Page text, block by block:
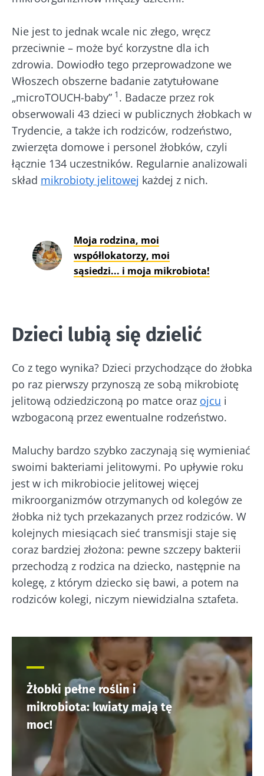
Nie jest to jednak wcale nic złego, wręcz
przeciwnie – może być korzystne dla ich
zdrowia. Dowiodło tego przeprowadzone we
Włoszech obszerne badanie zatytułowane
„microTOUCH-baby” 1 . Badacze przez rok
obserwowali 43 dzieci w publicznych żłobkach w
Trydencie, a także ich rodziców, rodzeństwo,
zwierzęta domowe i personel żłobków, czyli
łącznie 134 uczestników. Regularnie analizowali
skład mikrobioty jelitowej każdej z nich.
Moja rodzina, moi
współlokatorzy, moi
sąsiedzi... i moja mikrobiota!
Dzieci lubią się dzielić
Co z tego wynika? Dzieci przychodzące do żłobka
po raz pierwszy przynoszą ze sobą mikrobiotę
jelitową odziedziczoną po matce oraz ojcu i
wzbogaconą przez ewentualne rodzeństwo.
Maluchy bardzo szybko zaczynają się wymieniać
swoimi bakteriami jelitowymi. Po upływie roku
jest w ich mikrobiocie jelitowej więcej
mikroorganizmów otrzymanych od kolegów ze
żłobka niż tych przekazanych przez rodziców. W
kolejnych miesiącach sieć transmisji staje się
coraz bardziej złożona: pewne szczepy bakterii
przechodzą z rodzica na dziecko, następnie na
kolegę, z którym dziecko się bawi, a potem na
rodziców kolegi, niczym niewidzialna sztafeta.
Żłobki pełne roślin i
mikrobiota: kwiaty mają tę
moc!